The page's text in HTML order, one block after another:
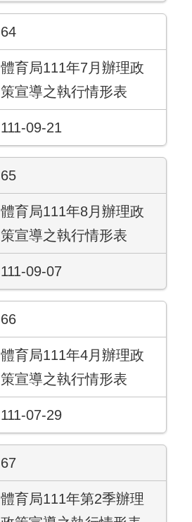
64
體育局111年7月辦理政
策宣導之執行情形表
111-09-21
65
體育局111年8月辦理政
策宣導之執行情形表
111-09-07
66
體育局111年4月辦理政
策宣導之執行情形表
111-07-29
67
體育局111年第2季辦理